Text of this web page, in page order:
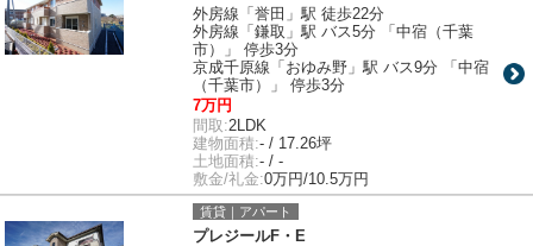
外房線「誉田」駅 徒歩22分
外房線「鎌取」駅 バス5分 「中宿（千葉
市）」 停歩3分
京成千原線「おゆみ野」駅 バス9分 「中宿
（千葉市）」 停歩3分
7万円
間取:2LDK
建物面積:- / 17.26坪
土地面積:- / -
敷金/礼金:0万円/10.5万円
賃貸｜アパート
プレジールF・E